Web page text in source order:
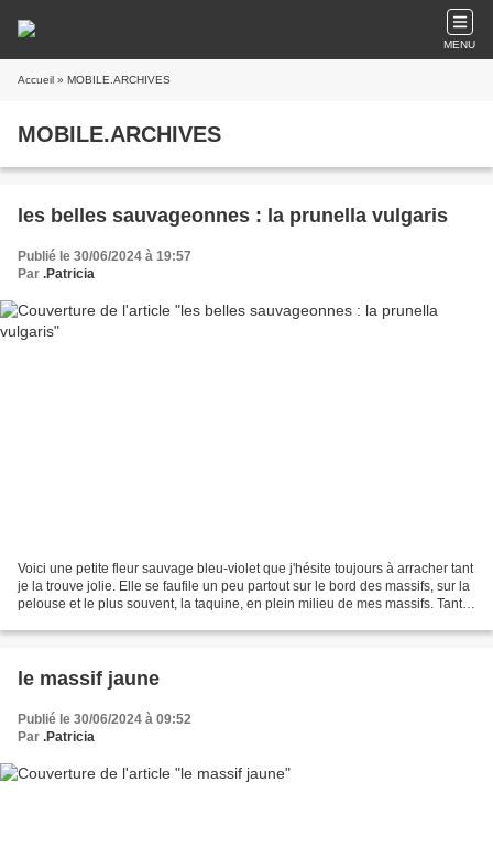
MENU
Accueil » MOBILE.ARCHIVES
MOBILE.ARCHIVES
les belles sauvageonnes : la prunella vulgaris
Publié le 30/06/2024 à 19:57
Par .Patricia
Voici une petite fleur sauvage bleu-violet que j'hésite toujours à arracher tant
je la trouve jolie. Elle se faufile un peu partout sur le bord des massifs, sur la
pelouse et le plus souvent, la taquine, en plein milieu de mes massifs. Tantôt
le massif jaune
Publié le 30/06/2024 à 09:52
Par .Patricia